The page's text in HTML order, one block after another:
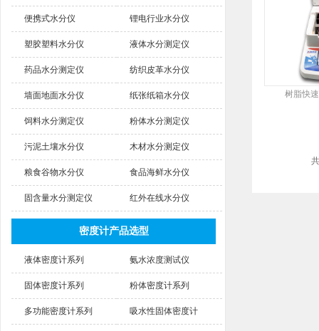
便携式水分仪 锂电行业水分仪
塑胶塑料水分仪 液体水分测定仪
药品水分测定仪 纺织皮革水分仪
墙面地面水分仪 纸张纸箱水分仪
饲料水分测定仪 粉体水分测定仪
污泥土壤水分仪 木材水分测定仪
粮食谷物水分仪 食品海鲜水分仪
固含量水分测定仪 红外在线水分仪
密度计产品选型
液体密度计系列 氨水浓度测试仪
固体密度计系列 粉体密度计系列
多功能密度计系列 吸水性固体密度计
树脂快
共